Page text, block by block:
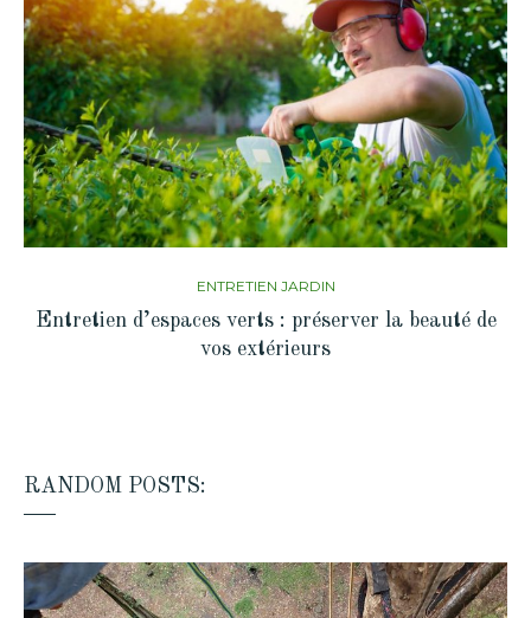
ENTRETIEN JARDIN
Entretien d’espaces verts : préserver la beauté de
vos extérieurs
RANDOM POSTS: